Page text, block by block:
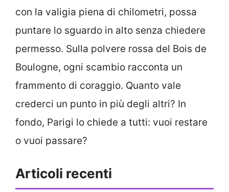
con la valigia piena di chilometri, possa
puntare lo sguardo in alto senza chiedere
permesso. Sulla polvere rossa del Bois de
Boulogne, ogni scambio racconta un
frammento di coraggio. Quanto vale
crederci un punto in più degli altri? In
fondo, Parigi lo chiede a tutti: vuoi restare
o vuoi passare?
Articoli recenti